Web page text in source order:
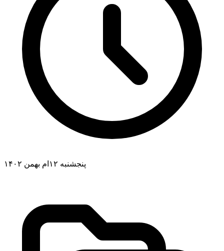
پنجشنبه ۱۲ام بهمن ۱۴۰۲